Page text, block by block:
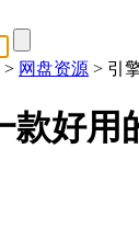
> 网盘资源 > 引
款好用